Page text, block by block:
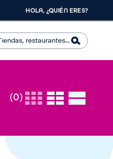
HOLA, ¿QUIÉN ERES?
(0)